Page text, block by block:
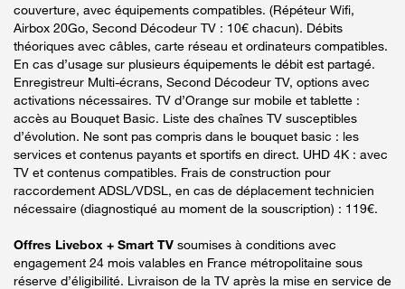
couverture, avec équipements compatibles. (Répéteur Wifi,
Airbox 20Go, Second Décodeur TV : 10€ chacun). Débits
théoriques avec câbles, carte réseau et ordinateurs compatibles.
En cas d’usage sur plusieurs équipements le débit est partagé.
Enregistreur Multi-écrans, Second Décodeur TV, options avec
activations nécessaires. TV d’Orange sur mobile et tablette :
accès au Bouquet Basic. Liste des chaînes TV susceptibles
d’évolution. Ne sont pas compris dans le bouquet basic : les
services et contenus payants et sportifs en direct. UHD 4K : avec
TV et contenus compatibles. Frais de construction pour
raccordement ADSL/VDSL, en cas de déplacement technicien
nécessaire (diagnostiqué au moment de la souscription) : 119€.
Offres Livebox + Smart TV soumises à conditions avec
engagement 24 mois valables en France métropolitaine sous
réserve d’éligibilité. Livraison de la TV après la mise en service de